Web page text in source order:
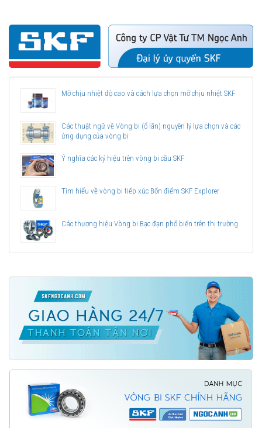
Mỡ chịu nhiệt độ cao và cách lựa chọn mỡ chịu nhiệt SKF
Các thuật ngữ về Vòng bi (ổ lăn) nguyên lý lựa chọn và các
ứng dụng của vòng bi
Ý nghĩa các ký hiệu trên vòng bi cầu SKF
Tìm hiểu về vòng bi tiếp xúc Bốn điểm SKF Explorer
Các thương hiệu Vòng bi Bạc đạn phổ biến trên thị trường